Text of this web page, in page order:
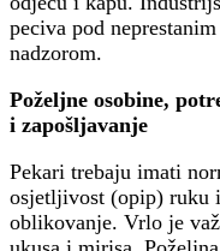
peciva pod
nadzorom.
Poželjne osobine,
i zapošljavanje
Pekari trebaju imati
osjetljivost (opip) ruku
oblikovanje. Vrlo je